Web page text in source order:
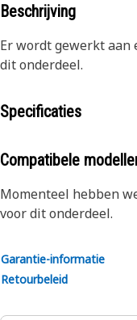
Beschrijving
Er wordt gewerkt aan
dit onderdeel.
Specificaties
Compatibele
Momenteel hebben
voor dit onderdeel.
Garantie-informatie
Retourbeleid